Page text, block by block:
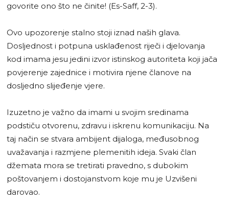
govorite ono što ne činite! (Es-Saff, 2-3).
Ovo upozorenje stalno stoji iznad naših glava.
Dosljednost i potpuna usklađenost riječi i djelovanja
kod imama jesu jedini izvor istinskog autoriteta koji jača
povjerenje zajednice i motivira njene članove na
dosljedno slijeđenje vjere.
Izuzetno je važno da imami u svojim sredinama
podstiču otvorenu, zdravu i iskrenu komunikaciju. Na
taj način se stvara ambijent dijaloga, međusobnog
uvažavanja i razmjene plemenitih ideja. Svaki član
džemata mora se tretirati pravedno, s dubokim
poštovanjem i dostojanstvom koje mu je Uzvišeni
darovao.